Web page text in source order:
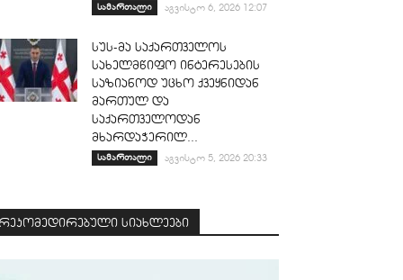
სამართალი აგვისტო 6, 2026 12:07
სუს-მა საქართველოს
სახელმწიფო ინტერესების
საზიანოდ უცხო ქვეყნიდან
მართულ და
საქართველოდან
მხარდაჭერილ...
სამართალი აგვისტო 5, 2026 20:33
რეკომედირებული სიახლეები